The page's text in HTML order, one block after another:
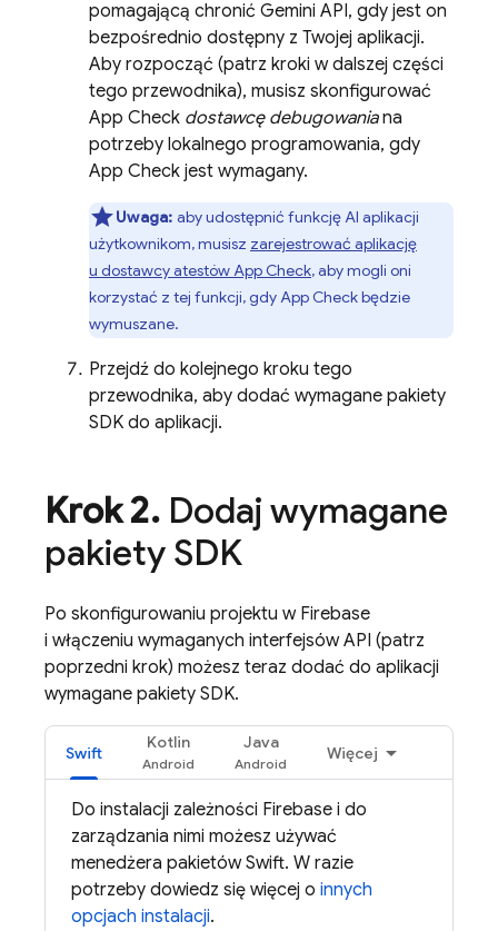
pomagającą chronić Gemini API, gdy jest on
bezpośrednio dostępny z Twojej aplikacji.
Aby rozpocząć (patrz kroki w dalszej części
tego przewodnika), musisz skonfigurować
App Check dostawcę debugowaniana
potrzeby lokalnego programowania, gdy
App Check jest wymagany.
Uwaga: aby udostępnić funkcję AI aplikacji
użytkownikom, musisz zarejestrować aplikację
u dostawcy atestówApp Check, aby mogli oni
korzystać z tej funkcji, gdyApp Checkbędzie
wymuszane.
Przejdź do kolejnego kroku tego
przewodnika, aby dodać wymagane pakiety
SDK do aplikacji.
Krok 2.Dodaj wymagane
pakiety SDK
Po skonfigurowaniu projektu w Firebase
i włączeniu wymaganych interfejsów API (patrz
poprzedni krok) możesz teraz dodać do aplikacji
wymagane pakiety SDK.
Swift
Kotlin Java
Więcej
Do instalacji zależności Firebase i do
zarządzania nimi możesz używać
menedżera pakietów Swift. W razie
potrzeby dowiedz się więcej o innych
opcjach instalacji.